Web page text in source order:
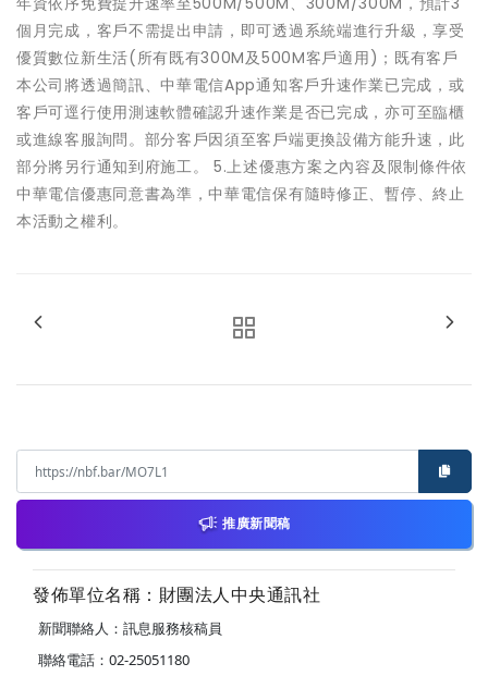
個月完成，客戶不需提出申請，即可透過系統端進行升級，享受
優質數位新生活(所有既有300M及500M客戶適用)；既有客戶
本公司將透過簡訊、中華電信App通知客戶升速作業已完成，或
客戶可逕行使用測速軟體確認升速作業是否已完成，亦可至臨櫃
或進線客服詢問。部分客戶因須至客戶端更換設備方能升速，此
部分將另行通知到府施工。 5.上述優惠方案之內容及限制條件依
中華電信優惠同意書為準，中華電信保有隨時修正、暫停、終止
本活動之權利。
推廣新聞稿
發佈單位名稱：財團法人中央通訊社
新聞聯絡人：訊息服務核稿員
聯絡電話：02-25051180